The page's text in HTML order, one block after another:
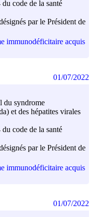
code de la santé
par le Président de
immunodéficitaire acquis
du syndrome
et des hépatites virales
code de la santé
par le Président de
immunodéficitaire acquis
01/07/2022
01/07/2022